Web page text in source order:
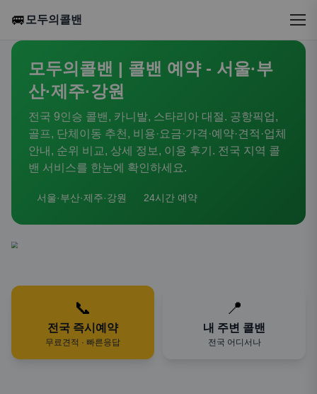
🚐 모두의콜밴
모두의콜밴 | 콜밴 예약 - 서울·부
산·제주·강원
전국 9인승 콜밴, 카니발, 스타리아 대절. 공항픽업,
골프, 단체이동 추천, 비용·요금·가격·예약·견적·업체
안내, 순위 비교, 상세 정보, 이용 후기. 전국 지역 콜
밴 서비스를 한눈에 확인하세요.
서울·부산·제주·강원 24시간 예약
📞
전국 즉시예약
무료견적 · 빠른응답
📍
내 주변 콜밴
전국 어디서나